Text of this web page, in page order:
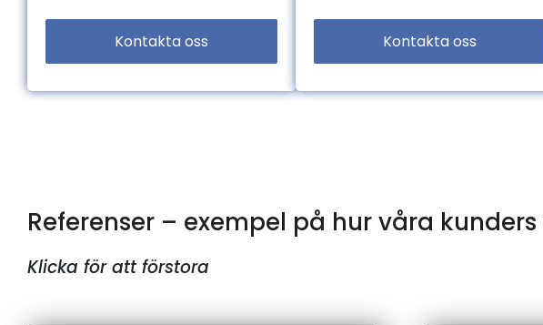
Kontakta oss Kontakta oss
Referenser – exempel på hur våra
Klicka för att förstora